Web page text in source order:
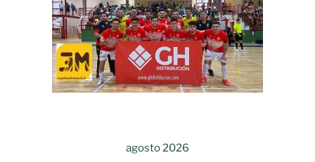
agosto 2026